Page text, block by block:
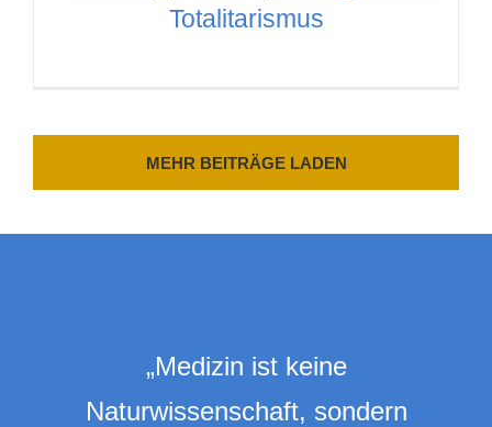
Totalitarismus
MEHR BEITRÄGE LADEN
„Medizin ist keine
Naturwissenschaft, sondern